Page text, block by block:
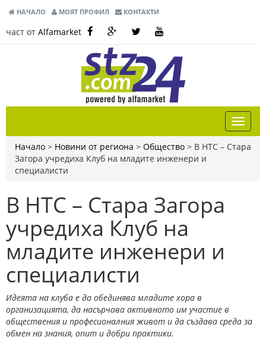
НАЧАЛО МОЯТ ПРОФИЛ КОНТАКТИ
част от Alfamarket
Начало > Новини от региона > Общество > В НТС – Стара
Загора учредиха Клуб на младите инженери и
специалисти
В НТС – Стара Загора
учредиха Клуб на
младите инженери и
специалисти
Идеята на клуба е да обединява младите хора в
организацията, да насърчава активното им участие в
обществения и професионалния живот и да създава среда за
обмен на знания, опит и добри практики.